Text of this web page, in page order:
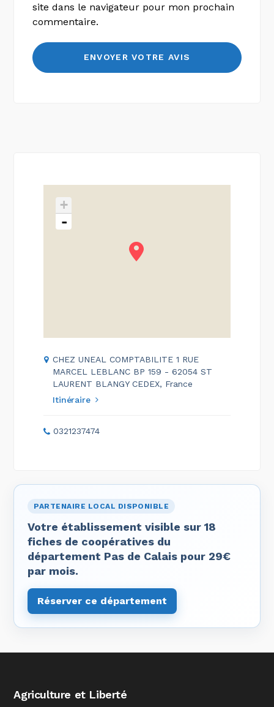
site dans le navigateur pour mon prochain
commentaire.
+
-
CHEZ UNEAL COMPTABILITE 1 RUE
MARCEL LEBLANC BP 159 - 62054 ST
LAURENT BLANGY CEDEX, France
Itinéraire
0321237474
PARTENAIRE LOCAL DISPONIBLE
Votre établissement visible sur 18
fiches de coopératives du
département Pas de Calais pour 29€
par mois.
Réserver ce département
Agriculture et Liberté